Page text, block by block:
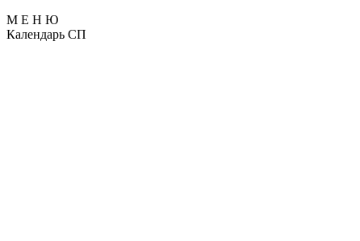
М Е Н Ю
Календарь СП